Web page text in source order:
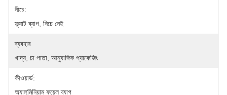
নীচে:
ফ্ল্যাট ব্যাগ, নিচে নেই
ব্যবহার:
খাদ্য, চা পাতা, আনুষাঙ্গিক প্যাকেজিং
কীওয়ার্ড:
অ্যালুমিনিয়াম ফয়েল ব্যাগ